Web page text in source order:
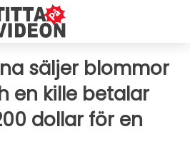
säljer blommor
en kille betalar
dollar för en